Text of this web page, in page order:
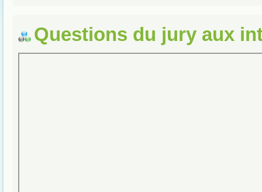
Questions du jury aux